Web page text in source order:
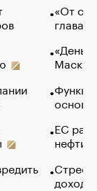
«От
глава
Маск в
основ
ЕС
нефти